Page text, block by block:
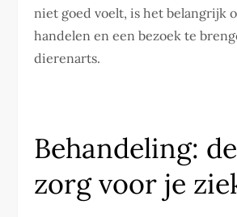
niet goed voelt, is het belangrijk
handelen en een bezoek te
dierenarts.
Behandeling:
zorg voor je